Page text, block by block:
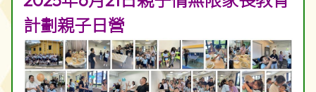
計劃親子日營